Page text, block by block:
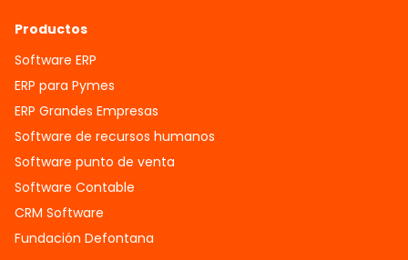
Productos
Software ERP
ERP para Pymes
ERP Grandes Empresas
Software de recursos humanos
Software punto de venta
Software Contable
CRM Software
Fundación Defontana